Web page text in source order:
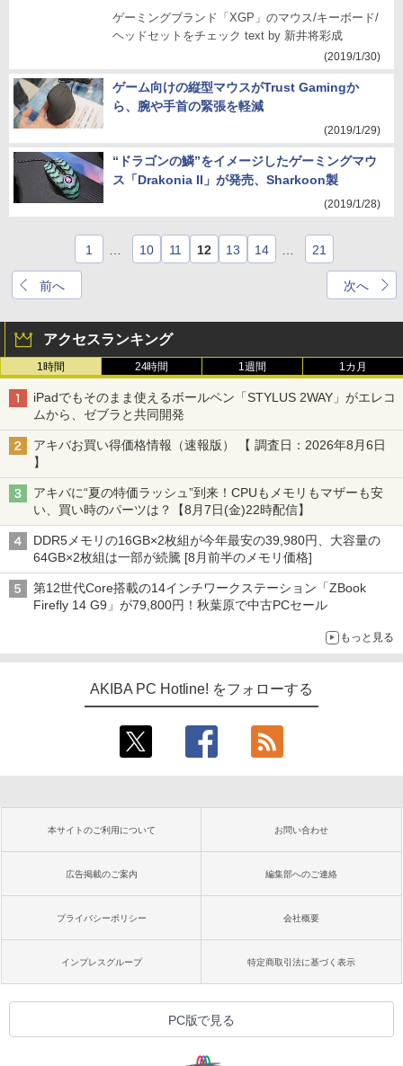
ゲーミングブランド「XGP」のマウス/キーボード/
ヘッドセットをチェック text by 新井将彩成
(2019/1/30)
ゲーム向けの縦型マウスがTrust Gamingか
ら、腕や手首の緊張を軽減
(2019/1/29)
“ドラゴンの鱗”をイメージしたゲーミングマウ
ス「Drakonia II」が発売、Sharkoon製
(2019/1/28)
前へ
1 10 11 12 13 14 21
次へ
アクセスランキング
1時間 24時間 1週間 1カ月
iPadでもそのまま使えるボールペン「STYLUS 2WAY」がエレコ
ムから、ゼブラと共同開発
アキバお買い得価格情報（速報版） 【 調査日：2026年8月6日
】
アキバに“夏の特価ラッシュ”到来！CPUもメモリもマザーも安
い、買い時のパーツは？【8月7日(金)22時配信】
DDR5メモリの16GB×2枚組が今年最安の39,980円、大容量の
64GB×2枚組は一部が続騰 [8月前半のメモリ価格]
第12世代Core搭載の14インチワークステーション「ZBook
Firefly 14 G9」が79,800円！秋葉原で中古PCセール
もっと見る
AKIBA PC Hotline! をフォローする
本サイトのご利用について お問い合わせ
広告掲載のご案内 編集部へのご連絡
プライバシーポリシー 会社概要
インプレスグループ 特定商取引法に基づく表示
PC版で見る